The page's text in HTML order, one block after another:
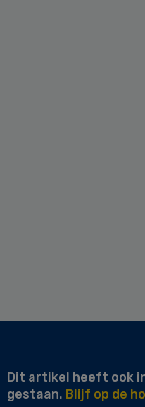
Dit artikel heeft ook
gestaan. Blijf op de